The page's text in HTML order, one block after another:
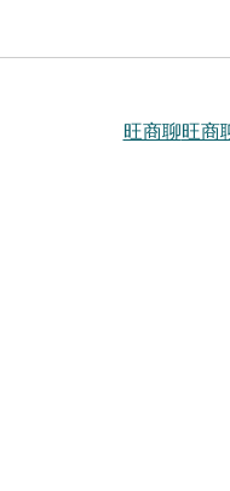
旺商聊旺商